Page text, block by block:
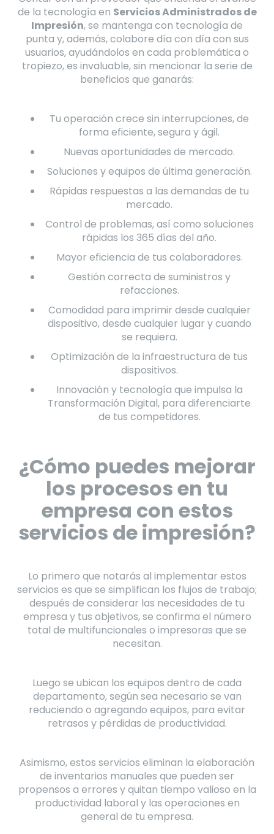
de la tecnología en Servicios Administrados de
Impresión, se mantenga con tecnología de
punta y, además, colabore día con día con sus
usuarios, ayudándolos en cada problemática o
tropiezo, es invaluable, sin mencionar la serie de
beneficios que ganarás:
Tu operación crece sin interrupciones, de
forma eficiente, segura y ágil.
Nuevas oportunidades de mercado.
Soluciones y equipos de última generación.
Rápidas respuestas a las demandas de tu
mercado.
Control de problemas, así como soluciones
rápidas los 365 días del año.
Mayor eficiencia de tus colaboradores.
Gestión correcta de suministros y
refacciones.
Comodidad para imprimir desde cualquier
dispositivo, desde cualquier lugar y cuando
se requiera.
Optimización de la infraestructura de tus
dispositivos.
Innovación y tecnología que impulsa la
Transformación Digital, para diferenciarte
de tus competidores.
¿Cómo puedes mejorar
los procesos en tu
empresa con estos
servicios de impresión?
Lo primero que notarás al implementar estos
servicios es que se simplifican los flujos de trabajo;
después de considerar las necesidades de tu
empresa y tus objetivos, se confirma el número
total de multifuncionales o impresoras que se
necesitan.
Luego se ubican los equipos dentro de cada
departamento, según sea necesario se van
reduciendo o agregando equipos, para evitar
retrasos y pérdidas de productividad.
Asimismo, estos servicios eliminan la elaboración
de inventarios manuales que pueden ser
propensos a errores y quitan tiempo valioso en la
productividad laboral y las operaciones en
general de tu empresa.